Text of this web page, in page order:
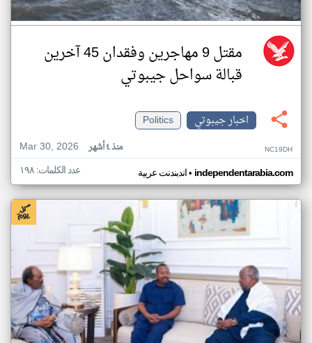
مقتل 9 مهاجرين وفقدان 45 آخرين
قبالة سواحل جيبوتي
اخبار جيبوتي
Politics
Mar 30, 2026
منذ ٤ أشهر NC19DH
اندبندنت عربية• independentarabia.com عدد الكلمات: ١٩٨